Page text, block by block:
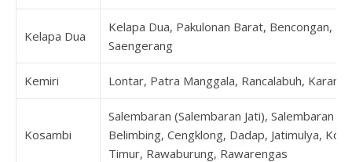
Kelapa Dua
Kelapa Dua, Pakulonan Barat, Bencongan,
Saengerang
Kemiri Lontar, Patra Manggala, Rancalabuh,
Kosambi
Salembaran (Salembaran Jati), Salembaran
Belimbing, Cengklong, Dadap, Jatimulya,
Timur, Rawaburung, Rawarengas